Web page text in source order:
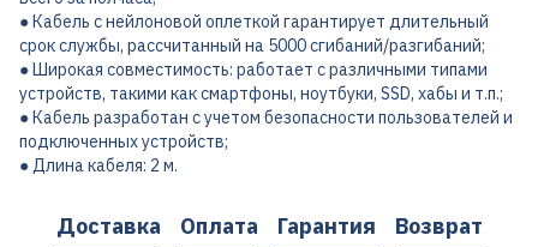
● Кабель с нейлоновой оплеткой гарантирует длительный
срок службы, рассчитанный на 5000 сгибаний/разгибаний;
● Широкая совместимость: работает с различными типами
устройств, такими как смартфоны, ноутбуки, SSD, хабы и т.п.;
● Кабель разработан с учетом безопасности пользователей и
подключенных устройств;
● Длина кабеля: 2 м.
Доставка Оплата Гарантия Возврат